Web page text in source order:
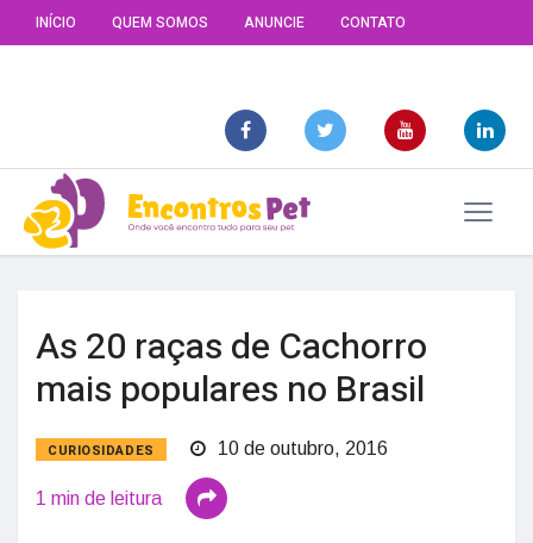
INÍCIO QUEM SOMOS ANUNCIE CONTATO
As 20 raças de Cachorro
mais populares no Brasil
CURIOSIDADES 10 de outubro, 2016
1 min de leitura